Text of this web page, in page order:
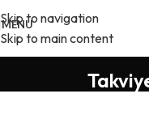
Skip to navigation
Skip to main content
MENU